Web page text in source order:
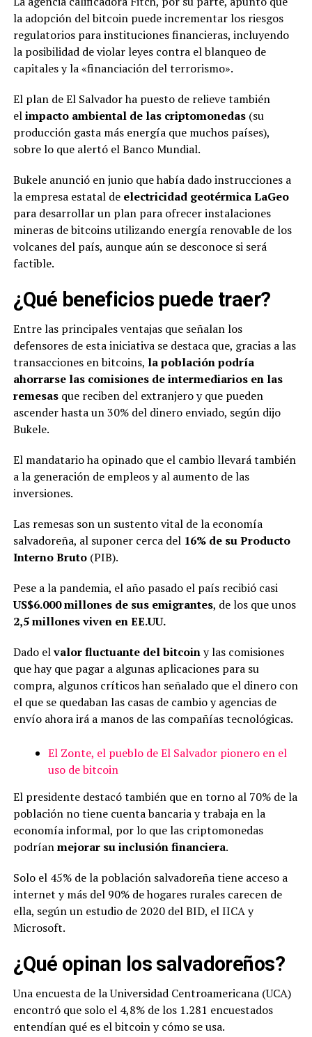
la adopción del bitcoin puede incrementar los riesgos
regulatorios para instituciones financieras, incluyendo
la posibilidad de violar leyes contra el blanqueo de
capitales y la «financiación del terrorismo».
El plan de El Salvador ha puesto de relieve también
elimpacto ambiental de las criptomonedas(su
producción gasta más energía que muchos países),
sobre lo que alertó el Banco Mundial.
Bukele anunció en junio que había dado instrucciones a
la empresa estatal de electricidad geotérmica LaGeo
para desarrollar un plan para ofrecer instalaciones
mineras de bitcoins utilizando energía renovable de los
volcanes del país, aunque aún se desconoce si será
factible.
¿Qué beneficios puede traer?
Entre las principales ventajas que señalan los
defensores de esta iniciativa se destaca que, gracias a las
transacciones en bitcoins, la población podría
ahorrarse las comisiones de intermediarios en las
remesasque reciben del extranjero y que pueden
ascender hasta un 30% del dinero enviado, según dijo
Bukele.
El mandatario ha opinado que el cambio llevará también
a la generación de empleos y al aumento de las
inversiones.
Las remesas son un sustento vital de la economía
salvadoreña, al suponer cerca del 16% de su Producto
Interno Bruto (PIB).
Pese a la pandemia, el año pasado el país recibió casi
US$6.000 millones de sus emigrantes, de los que unos
2,5 millones viven en EE.UU.
Dado elvalor fluctuante del bitcoiny las comisiones
que hay que pagar a algunas aplicaciones para su
compra, algunos críticos han señalado que el dinero con
el que se quedaban las casas de cambio y agencias de
envío ahora irá a manos de las compañías tecnológicas.
El Zonte, el pueblo de El Salvador pionero en el
uso de bitcoin
El presidente destacó también que en torno al 70% de la
población no tiene cuenta bancaria y trabaja en la
economía informal, por lo que las criptomonedas
podríanmejorar su inclusión financiera.
Solo el 45% de la población salvadoreña tiene acceso a
internet y más del 90% de hogares rurales carecen de
ella, según un estudio de 2020 del BID, el IICA y
Microsoft.
¿Qué opinan los salvadoreños?
Una encuesta de la Universidad Centroamericana (UCA)
encontró que solo el 4,8% de los 1.281 encuestados
entendían qué es el bitcoin y cómo se usa.